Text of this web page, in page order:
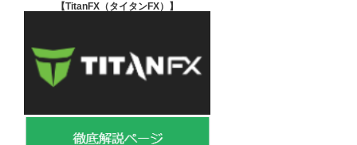
【TitanFX（タイタンFX） 】